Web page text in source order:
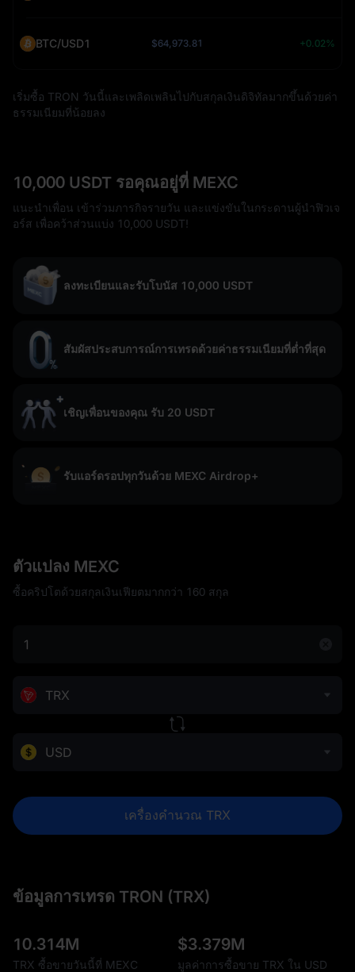
BTC/USD1 $64,973.81 +0.02%
เริ่มซื้อ TRON วันนี้และเพลิดเพลินไปกับสกุลเงินดิจิทัลมากขึ้นด้วยค่า
ธรรมเนียมที่น้อยลง
10,000 USDT รอคุณอยู่ที่ MEXC
แนะนำเพื่อน เข้าร่วมภารกิจรายวัน และแข่งขันในกระดานผู้นำฟิวเจ
อร์ส เพื่อคว้าส่วนแบ่ง 10,000 USDT!
ลงทะเบียนและรับโบนัส 10,000 USDT
สัมผัสประสบการณ์การเทรดด้วยค่าธรรมเนียมที่ต่ำที่สุด
เชิญเพื่อนของคุณ รับ 20 USDT
รับแอร์ดรอปทุกวันด้วย MEXC Airdrop+
ตัวแปลง MEXC
ซื้อคริปโตด้วยสกุลเงินเฟียตมากกว่า 160 สกุล
TRX
USD
เครื่องคำนวณ TRX
ข้อมูลการเทรด TRON (TRX)
10.314M
TRX ซื้อขายวันนี้ที่ MEXC
$3.379M
มูลค่าการซื้อขาย TRX ใน USD